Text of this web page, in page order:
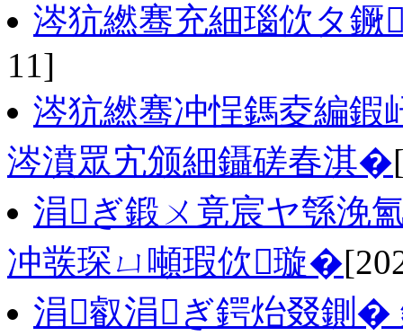
涔犺繎骞充細瑙佽タ
11]
涔犺繎骞冲悜鎷夌編鍜
涔濆眾宄颁細鑷磋春淇�
涓ぎ鍛ㄨ竟宸ヤ綔浼
冲彂琛ㄩ噸瑕佽璇�
涓叡涓ぎ鍔炲叕鍘�